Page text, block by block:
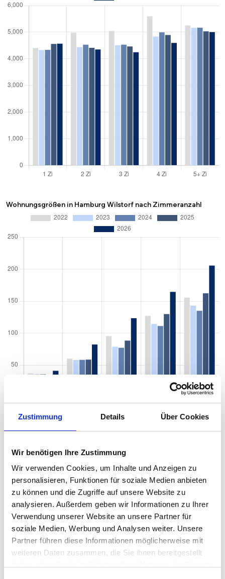
Zustimmung Details Über Cookies
Wir benötigen Ihre Zustimmung
Wir verwenden Cookies, um Inhalte und Anzeigen zu
personalisieren, Funktionen für soziale Medien anbieten
zu können und die Zugriffe auf unsere Website zu
analysieren. Außerdem geben wir Informationen zu Ihrer
Verwendung unserer Website an unsere Partner für
soziale Medien, Werbung und Analysen weiter. Unsere
Partner führen diese Informationen möglicherweise mit
weiteren Daten zusammen, die Sie ihnen bereitgestellt
Wohnungsgrößen in Hamburg Wilstorf nach Zimmeranzahl
Quadratmeterpreise in Hamburg Wilstorf für
Wohnungspreise /m2 2024 2025 2026
Sonstige 4.663 € 4.284 €
Erdgeschosswohnung 4.650 € 4.565 € 4.367 €
-
-4,34 %
Souterrain 4.112 € 3.939 € 4.022 €